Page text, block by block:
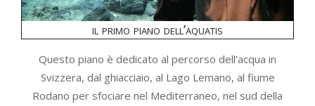
il primo piano dell’aquatis
Questo piano è dedicato al percorso dell’acqua in
Svizzera, dal ghiacciaio, al Lago Lemano, al fiume
Rodano per sfociare nel Mediterraneo, nel sud della